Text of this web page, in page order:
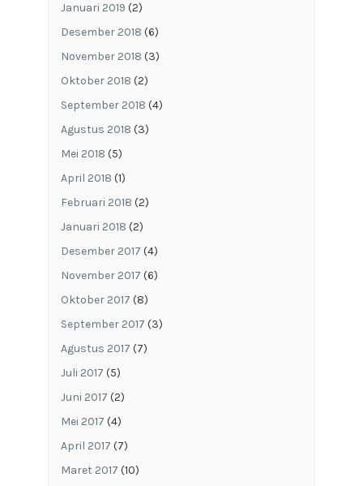
Januari 2019 (2)
Desember 2018 (6)
November 2018 (3)
Oktober 2018 (2)
September 2018 (4)
Agustus 2018 (3)
Mei 2018 (5)
April 2018 (1)
Februari 2018 (2)
Januari 2018 (2)
Desember 2017 (4)
November 2017 (6)
Oktober 2017 (8)
September 2017 (3)
Agustus 2017 (7)
Juli 2017 (5)
Juni 2017 (2)
Mei 2017 (4)
April 2017 (7)
Maret 2017 (10)